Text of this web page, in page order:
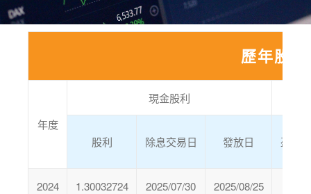
歷年股
年度
現金股利
股利 除息交易日 發放日 盈餘
2024 1.30032724 2025/07/30 2025/08/25